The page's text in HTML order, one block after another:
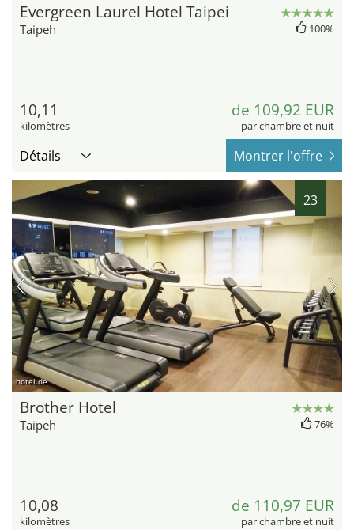
Evergreen Laurel Hotel Taipei
Taipeh 100%
10,11
kilomètres
de 109,92 EUR
par chambre et nuit
Détails Montrer l'offre
23
hotel.de
Brother Hotel
Taipeh 76%
10,08
kilomètres
de 110,97 EUR
par chambre et nuit